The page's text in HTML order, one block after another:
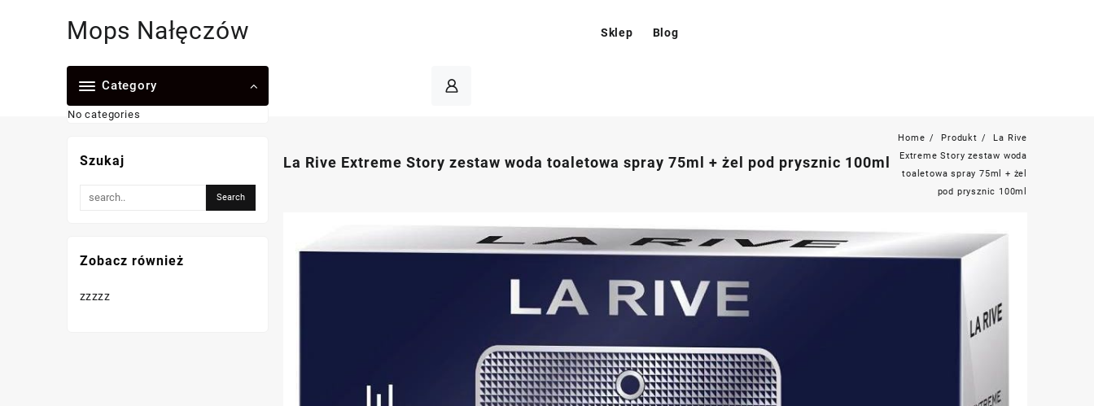
Mops Nałęczów Sklep Blog
Category
No categories
La Rive Extreme Story zestaw woda toaletowa spray 75ml + żel pod prysznic 100ml
Home Produkt
La Rive
Extreme Story zestaw woda
toaletowa spray 75ml + żel
pod prysznic 100ml
Szukaj
Zobacz również
zzzzz